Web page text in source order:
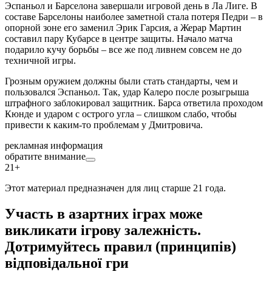
Эспаньол и Барселона завершали игровой день в Ла Лиге. В
составе Барселоны наиболее заметной стала потеря Педри – в
опорной зоне его заменил Эрик Гарсия, а Жерар Мартин
составил пару Кубарсе в центре защиты. Начало матча
подарило кучу борьбы – все же под ливнем совсем не до
техничной игры.
Грозным оружием должны были стать стандарты, чем и
пользовался Эспаньол. Так, удар Калеро после розыгрыша
штрафного заблокировал защитник. Барса ответила проходом
Кюнде и ударом с острого угла – слишком слабо, чтобы
привести к каким-то проблемам у Дмитровича.
рекламная информация
обратите внимание
21+
Этот материал предназначен для лиц старше 21 года.
Участь в азартних іграх може
викликати ігрову залежність.
Дотримуйтесь правил (принципів)
відповідальної гри